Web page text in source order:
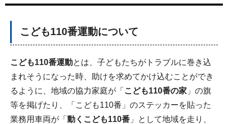
こども110番運動について
こども110番運動とは、子どもたちがトラブルに巻き込
まれそうになった時、助けを求めてかけ込むことができ
るように、地域の協力家庭が「 こども110番の家 」の旗
等を掲げたり、「こども110番」のステッカーを貼った
業務用車両が「 動くこども110番 」として地域を走り、